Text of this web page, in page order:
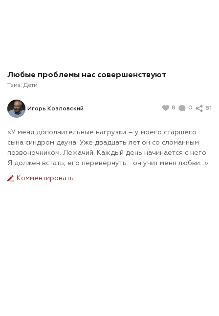
Любые проблемы нас совершенствуют
Тема: Дети
Игорь Козловский 8 0 81
«У меня дополнительные нагрузки – у моего старшего
сына синдром дауна. Уже двадцать лет он со сломанным
позвоночником. Лежачий. Каждый день начинается с него.
Я должен встать, его перевернуть… он учит меня любви…»
Комментировать